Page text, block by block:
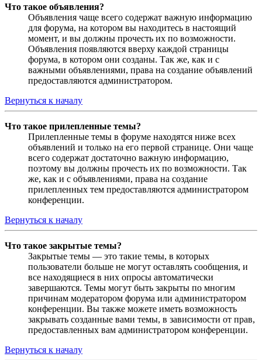
Что такое объявления?
Объявления чаще всего содержат важную информацию
для форума, на котором вы находитесь в настоящий
момент, и вы должны прочесть их по возможности.
Объявления появляются вверху каждой страницы
форума, в котором они созданы. Так же, как и с
важными объявлениями, права на создание объявлений
предоставляются администратором.
Вернуться к началу
Что такое прилепленные темы?
Прилепленные темы в форуме находятся ниже всех
объявлений и только на его первой странице. Они чаще
всего содержат достаточно важную информацию,
поэтому вы должны прочесть их по возможности. Так
же, как и с объявлениями, права на создание
прилепленных тем предоставляются администратором
конференции.
Вернуться к началу
Что такое закрытые темы?
Закрытые темы — это такие темы, в которых
пользователи больше не могут оставлять сообщения, и
все находящиеся в них опросы автоматически
завершаются. Темы могут быть закрыты по многим
причинам модератором форума или администратором
конференции. Вы также можете иметь возможность
закрывать созданные вами темы, в зависимости от прав,
предоставленных вам администратором конференции.
Вернуться к началу